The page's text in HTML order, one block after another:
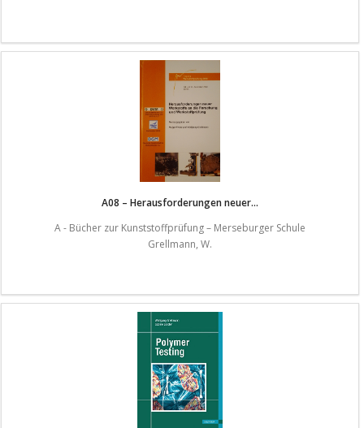
A08 – Herausforderungen neuer...
A - Bücher zur Kunststoffprüfung – Merseburger Schule
Grellmann, W.